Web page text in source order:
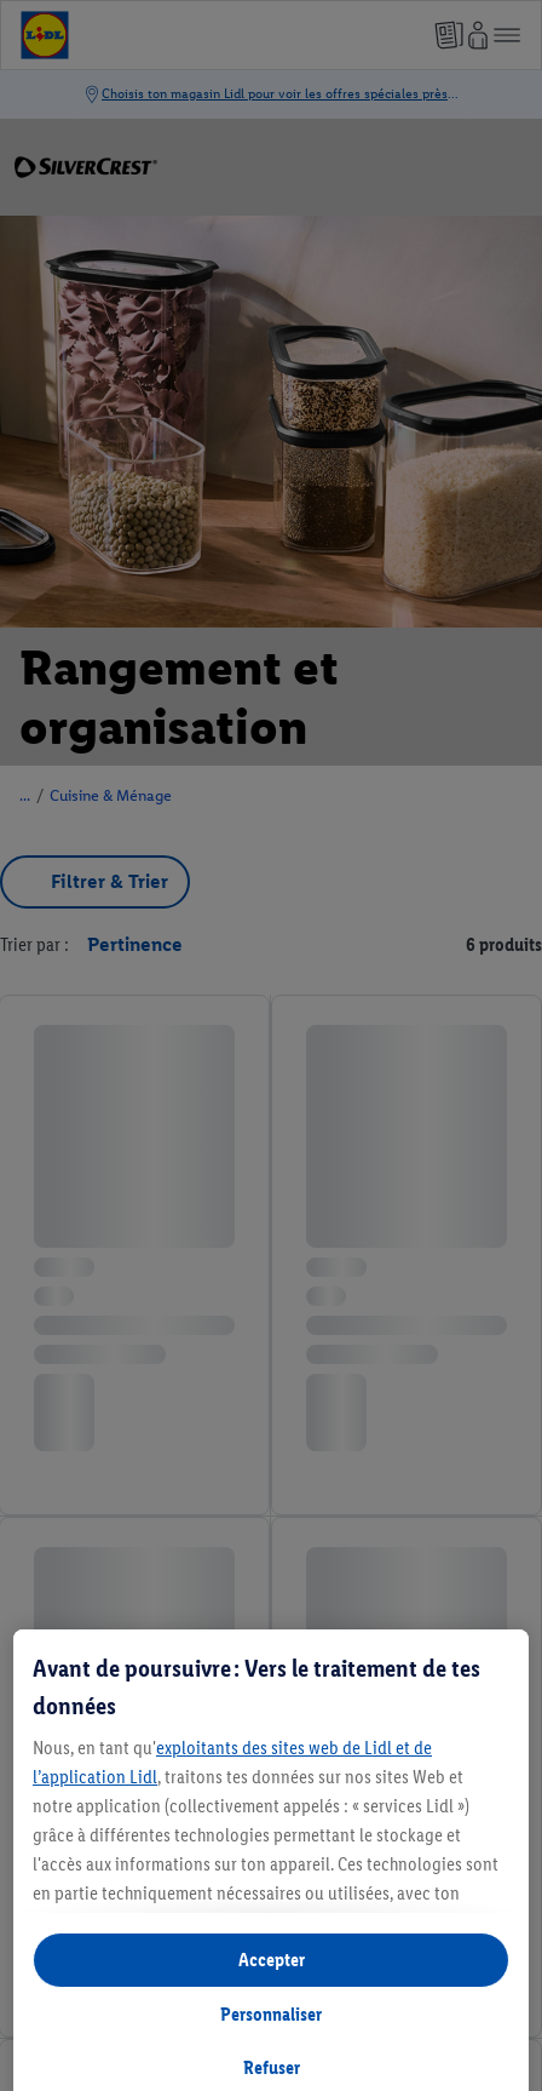
Rangement et
organisation
/ Cuisine & Ménage
Filtrer & Trier
Trier par : Pertinence 6 produits
Avant de poursuivre : Vers le traitement de tes
données
Nous, en tant qu'exploitants des sites web de Lidl et de
l’application Lidl, traitons tes données sur nos sites Web et
notre application (collectivement appelés : « services Lidl »)
grâce à différentes technologies permettant le stockage et
l'accès aux informations sur ton appareil. Ces technologies sont
en partie techniquement nécessaires ou utilisées, avec ton
statistiques ou la publicité personnalisée à l'intérieur et à
l'extérieur des services Lidl. Si tu es membre du programme Lidl
Plus, des données relatives à ton comportement d'achat en
Sous « Personnaliser », tu peux autoriser certaines finalités
Refuser
Personnaliser
Accepter